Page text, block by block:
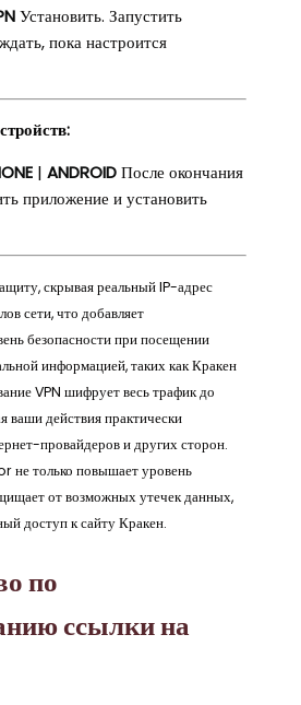
Установить. Запустить
пока настроится
|ANDROIDПосле окончания
приложение и установить
скрывая реальный IP-адрес
сети, что добавляет
безопасности при посещении
информацией, таких как Кракен
VPN шифрует весь трафик до
ваши действия практически
провайдеров и других сторон.
не только повышает уровень
от возможных утечек данных,
доступ к сайту Кракен.
по
ссылки на